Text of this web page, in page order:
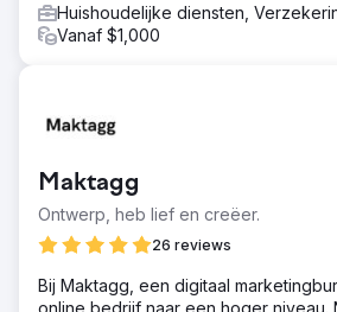
Huishoudelijke diensten,
Vanaf $1,000
Maktagg
Ontwerp, heb lief en creëer.
26 reviews
Bij Maktagg, een digitaal
online bedrijf naar een hoger niveau.